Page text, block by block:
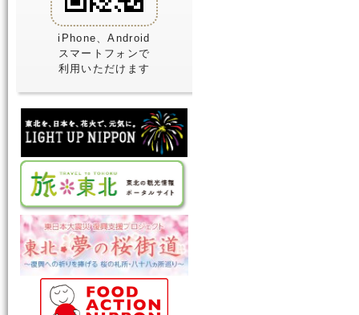
iPhone、Android
スマートフォンで
利用いただけます